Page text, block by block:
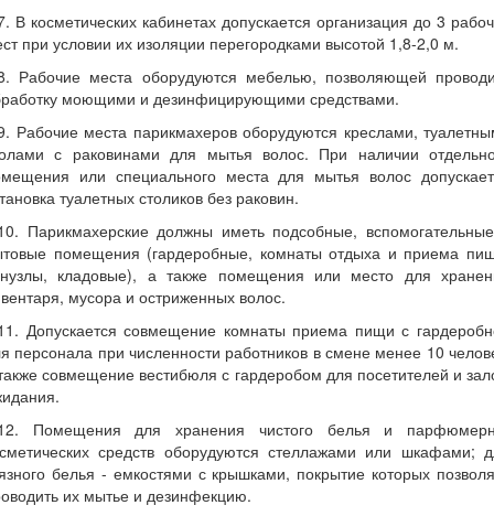
В косметических кабинетах допускается организация до 3
при условии их изоляции перегородками высотой 1,8-2,0 м.
Рабочие места оборудуются мебелью, позволяющей
моющими и дезинфицирующими средствами.
Рабочие места парикмахеров оборудуются креслами,
с раковинами для мытья волос. При наличии
или специального места для мытья волос
туалетных столиков без раковин.
Парикмахерские должны иметь подсобные,
помещения (гардеробные, комнаты отдыха и приема
кладовые), а также помещения или место для
мусора и остриженных волос.
Допускается совмещение комнаты приема пищи с
персонала при численности работников в смене менее 10
совмещение вестибюля с гардеробом для посетителей и
Помещения для хранения чистого белья и
средств оборудуются стеллажами или шкафами;
белья - емкостями с крышками, покрытие которых
их мытье и дезинфекцию.